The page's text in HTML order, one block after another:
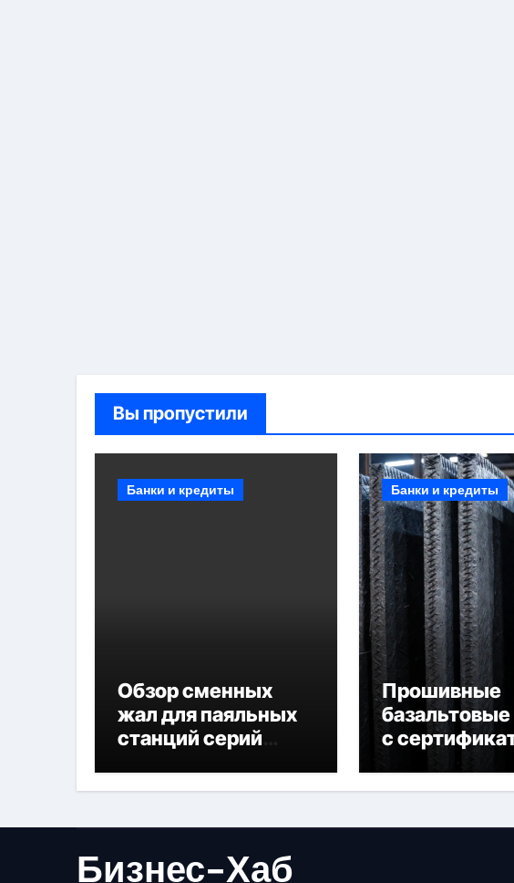
Вы пропустили
Банки и кредиты
Обзор сменных
жал для паяльных
станций серий
Банки и кредиты
Прошивные
с
негорючести
Бизнес-Хаб